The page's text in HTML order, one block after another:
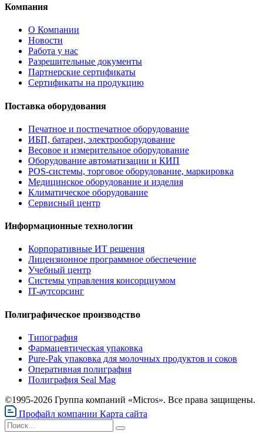
Компания
О Компании
Новости
Работа у нас
Разрешительные документы
Партнерские сертификаты
Сертификаты на продукцию
Поставка оборудования
Печатное и постпечатное оборудование
ИБП, батареи, электрооборудование
Весовое и измерительное оборудование
Оборудование автоматизации и КИП
POS-системы, торговое оборудование, маркировка
Медицинское оборудование и изделия
Климатическое оборудование
Сервисный центр
Информационные технологии
Корпоративные ИТ решения
Лицензионное программное обеспечение
Учебный центр
Системы управления консорциумом
IT-аутсорсинг
Полиграфическое производство
Типография
Фармацевтическая упаковка
Pure-Pak упаковка для молочных продуктов и соков
Оперативная полиграфия
Полиграфия Seal Mag
©1995-2026 Группа компаний «Micros». Все права защищены.
Профайл компании Карта сайта